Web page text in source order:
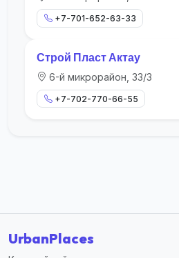
+7-701-652-63-33
Строй Пласт Актау
6-й микрорайон, 33/3
+7-702-770-66-55
UrbanPlaces